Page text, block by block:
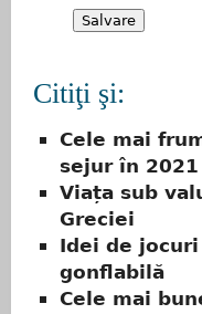
Citiţi şi:
Cele mai
sejur în 2021
Viața sub
Greciei
Idei de
gonflabilă
Cele mai